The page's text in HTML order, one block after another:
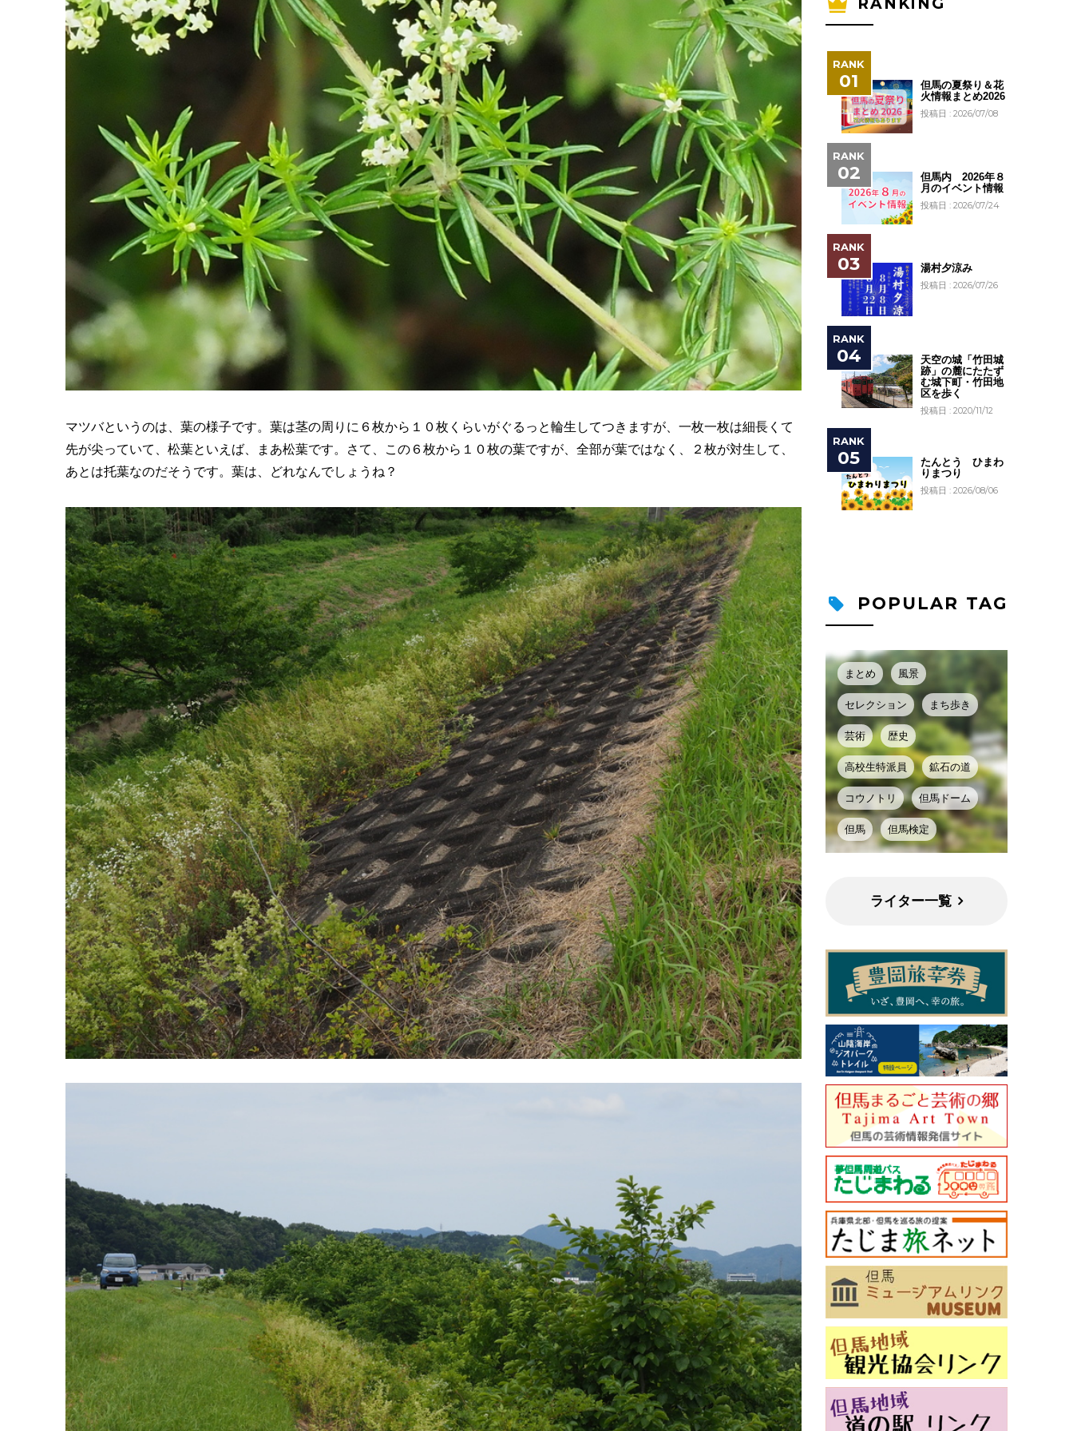
マツバというのは、葉の様子です。葉は茎の周りに６枚から１０枚くらいがぐるっと輪生してつきますが、一枚一枚は細長くて
先が尖っていて、松葉といえば、まあ松葉です。さて、この６枚から１０枚の葉ですが、全部が葉ではなく、２枚が対生して、
あとは托葉なのだそうです。葉は、どれなんでしょうね？
但馬の夏祭り＆花
火情報まとめ2026
投稿日 : 2026/07/08
但馬内 2026年８
月のイベント情報
投稿日 : 2026/07/24
湯村夕涼み
投稿日 : 2026/07/26
天空の城「竹田城
跡」の麓にたたず
む城下町・竹田地
区を歩く
投稿日 : 2020/11/12
たんとう ひまわ
りまつり
投稿日 : 2026/08/06
POPULAR TAG
まとめ 風景
セレクション まち歩き
芸術 歴史
高校生特派員 鉱石の道
コウノトリ 但馬ドーム
但馬 但馬検定
ライター一覧